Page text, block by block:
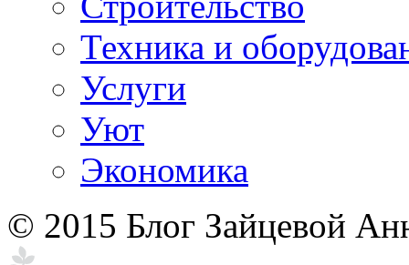
Техника и
Услуги
Уют
Экономика
© 2015 Блог Зайцевой